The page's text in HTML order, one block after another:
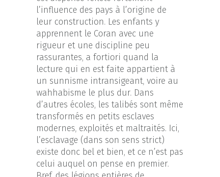
l’influence des pays à l’origine de
leur construction. Les enfants y
apprennent le Coran avec une
rigueur et une discipline peu
rassurantes, a fortiori quand la
lecture qui en est faite appartient à
un sunnisme intransigeant, voire au
wahhabisme le plus dur. Dans
d’autres écoles, les talibés sont même
transformés en petits esclaves
modernes, exploités et maltraités. Ici,
l’esclavage (dans son sens strict)
existe donc bel et bien, et ce n’est pas
celui auquel on pense en premier.